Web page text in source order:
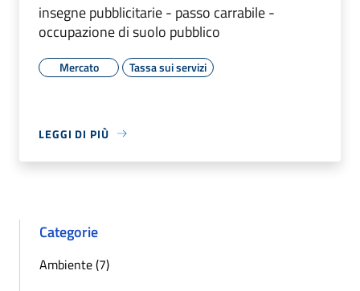
insegne pubblicitarie - passo carrabile -
occupazione di suolo pubblico
Mercato Tassa sui servizi
LEGGI DI PIÙ
Categorie
Ambiente (7)